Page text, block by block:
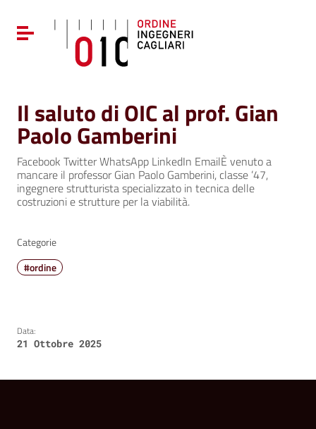
Vai al menu di navigazione
Vai al footer
Attiva / disattiva la navigazione
Il saluto di OIC al prof. Gian
Paolo Gamberini
Facebook Twitter WhatsApp LinkedIn EmailÈ venuto a
mancare il professor Gian Paolo Gamberini, classe ’47,
ingegnere strutturista specializzato in tecnica delle
costruzioni e strutture per la viabilità.
Categorie
#ordine
Data:
21 Ottobre 2025